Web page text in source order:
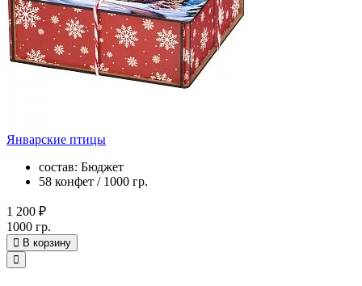
Январские птицы
состав: Бюджет
58 конфет / 1000 гр.
1 200 ₽
1000 гр.
В корзину